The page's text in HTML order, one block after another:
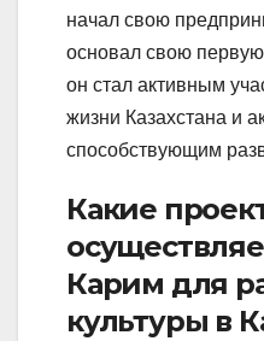
начал свою
основал свою
он стал активным
жизни Казахстана и
способствующим
Какие
Карим для
культуры в